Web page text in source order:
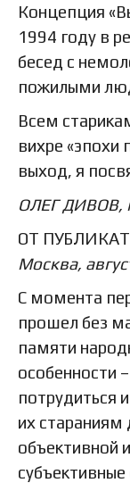
Концепция
1994 году в
бесед с
пожилыми
Всем
вихре
выход, я
ОЛЕГ ДИВОВ,
ОТ
Москва,
С момента
прошел без
памяти
особенности
потрудиться
их
объективной